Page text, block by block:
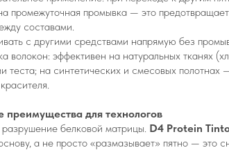
промежуточная промывка — это
составами.
с другими средствами напрямую без
волокон: эффективен на натуральных тканях
теста; на синтетических и смесовых полотнах
преимущества для технологов
разрушение белковой матрицы. D4 Protein
а не просто «размазывает» пятно — это